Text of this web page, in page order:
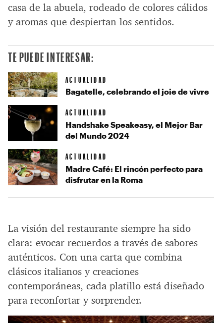
casa de la abuela, rodeado de colores cálidos
y aromas que despiertan los sentidos.
La visión del restaurante siempre ha sido
clara: evocar recuerdos a través de sabores
auténticos. Con una carta que combina
clásicos italianos y creaciones
contemporáneas, cada platillo está diseñado
para reconfortar y sorprender.
TE PUEDE INTERESAR:
ACTUALIDAD
Bagatelle, celebrando el joie de vivre
ACTUALIDAD
Handshake Speakeasy, el Mejor Bar
del Mundo 2024
ACTUALIDAD
Madre Café: El rincón perfecto para
disfrutar en la Roma